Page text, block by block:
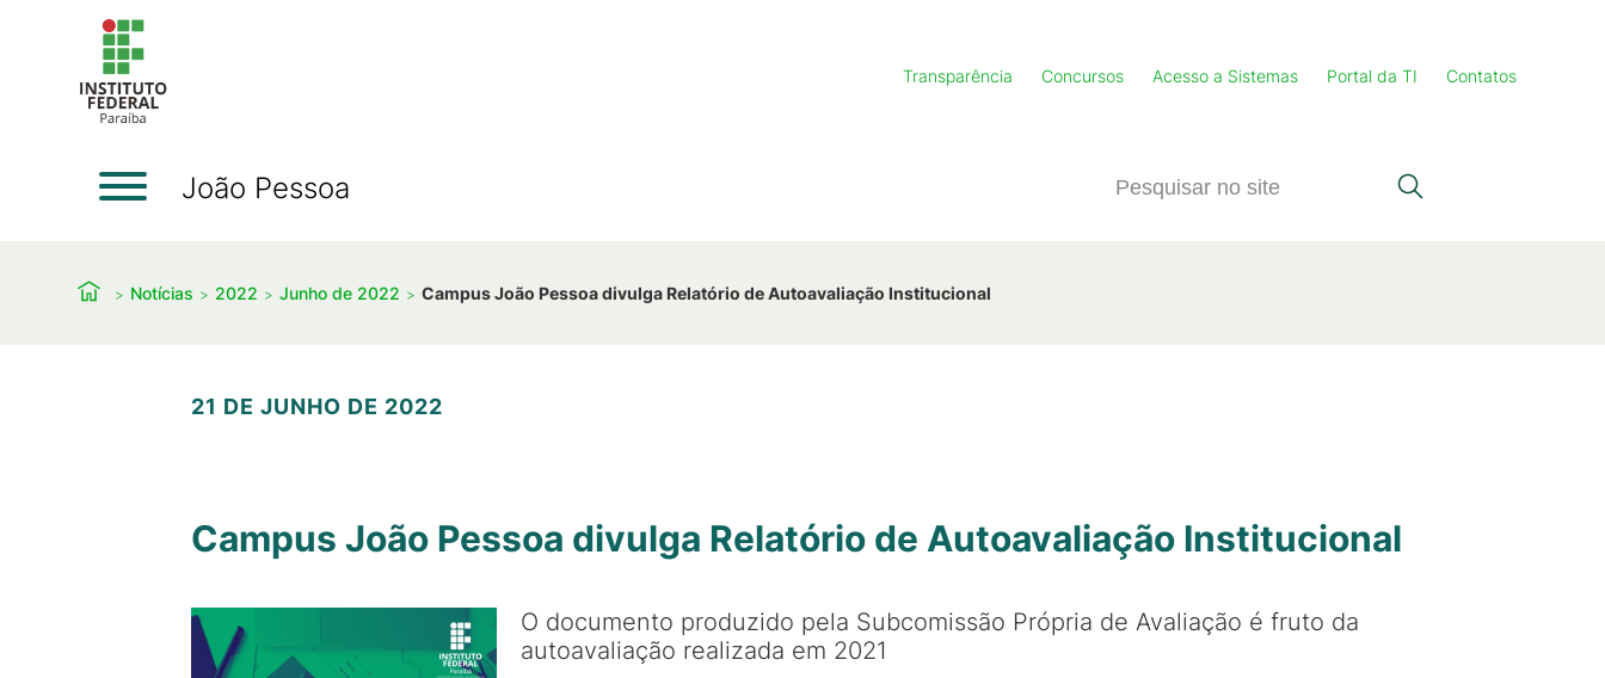
Transparência Concursos Acesso a Sistemas Portal da TI Contatos
João Pessoa
Notícias 2022 Junho de 2022 Campus João Pessoa divulga Relatório de Autoavaliação Institucional
21 DE JUNHO DE 2022
Campus João Pessoa divulga Relatório de Autoavaliação Institucional
O documento produzido pela Subcomissão Própria de Avaliação é fruto da
autoavaliação realizada em 2021